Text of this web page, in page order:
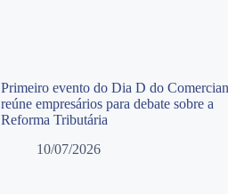
Primeiro evento do Dia D do
reúne empresários para debate sobre a
Reforma Tributária
10/07/2026